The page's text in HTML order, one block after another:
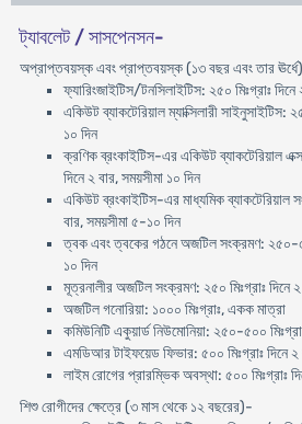
ট্যাবলেট / সাসপেনসন-
অপ্রাপ্তবয়স্ক এবং প্রাপ্তবয়স্ক (১৩ বছর এবং তার
ফ্যারিংজাইটিস/টনসিলাইটিস: ২৫০ মিঃগ্রাঃ
একিউট ব্যাকটেরিয়াল ম্যাক্সিলারী সাইনুসাইটিস:
১০ দিন
ক্রণিক ব্রংকাইটিস-এর একিউট ব্যাকটেরিয়াল
দিনে ২ বার, সময়সীমা ১০ দিন
একিউট ব্রংকাইটিস-এর মাধ্যমিক ব্যাকটেরিয়াল
বার, সময়সীমা ৫-১০ দিন
ত্বক এবং ত্বকের গঠনে অজটিল সংক্রমণ: ২৫০-
১০ দিন
মূত্রনালীর অজটিল সংক্রমণ: ২৫০ মিঃগ্রাঃ দিনে
অজটিল গনোরিয়া: ১০০০ মিঃগ্রাঃ, একক মাত্রা
কমিউনিটি একুয়ার্ড নিউমোনিয়া: ২৫০-৫০০
এমডিআর টাইফয়েড ফিভার: ৫০০ মিঃগ্রাঃ দিনে
লাইম রোগের প্রারম্ভিক অবস্থা: ৫০০ মিঃগ্রাঃ
শিশু রোগীদের ক্ষেত্রে (৩ মাস থেকে ১২ বছরের)-